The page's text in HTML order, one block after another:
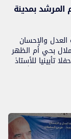
المرشد بمدينة
والإحسان
بحي أم الظهر
والمسيرة 1 حفلا تأبينيا للأستاذ
رحمه الله